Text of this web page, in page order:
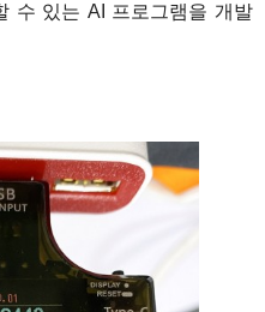
수 있는 AI 프로그램을 개발